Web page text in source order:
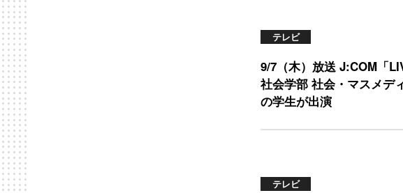
テレビ
9/7（木）放送 J:COM「
社会学部 社会・マスメデ
の学生が出演
テレビ